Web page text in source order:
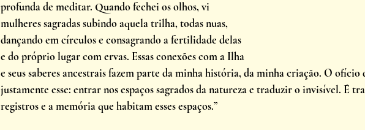
profunda de meditar. Quando fechei os olhos, vi
mulheres sagradas subindo aquela trilha, todas nuas,
dançando em círculos e consagrando a fertilidade delas
e do próprio lugar com ervas. Essas conexões com a Ilha
e seus saberes ancestrais fazem parte da minha história, da minha criação. O ofício
justamente esse: entrar nos espaços sagrados da natureza e traduzir o invisível. É
registros e a memória que habitam esses espaços.”